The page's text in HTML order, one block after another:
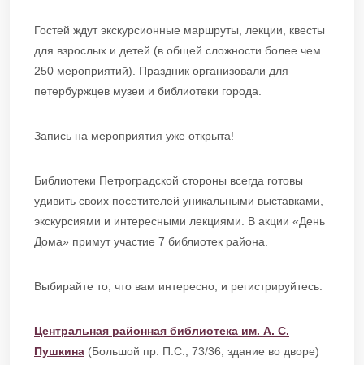
Гостей ждут экскурсионные маршруты, лекции, квесты
для взрослых и детей (в общей сложности более чем
250 мероприятий). Праздник организовали для
петербуржцев музеи и библиотеки города.
Запись на мероприятия уже открыта!
Библиотеки Петроградской стороны всегда готовы
удивить своих посетителей уникальными выставками,
экскурсиями и интересными лекциями. В акции «День
Дома» примут участие 7 библиотек района.
Выбирайте то, что вам интересно, и регистрируйтесь.
Центральная районная библиотека им. А. С.
Пушкина (Большой пр. П.С., 73/36, здание во дворе)